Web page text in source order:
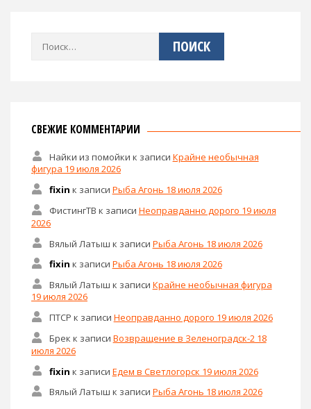
Найти:
СВЕЖИЕ КОММЕНТАРИИ
Найки из помойки к записи Крайне необычная
фигура 19 июля 2026
fixin к записи Рыба Агонь 18 июля 2026
ФистингТВ к записи Неоправданно дорого 19 июля
2026
Вялый Латыш к записи Рыба Агонь 18 июля 2026
fixin к записи Рыба Агонь 18 июля 2026
Вялый Латыш к записи Крайне необычная фигура
19 июля 2026
ПТСР к записи Неоправданно дорого 19 июля 2026
Брек к записи Возвращение в Зеленоградск-2 18
июля 2026
fixin к записи Едем в Светлогорск 19 июля 2026
Вялый Латыш к записи Рыба Агонь 18 июля 2026